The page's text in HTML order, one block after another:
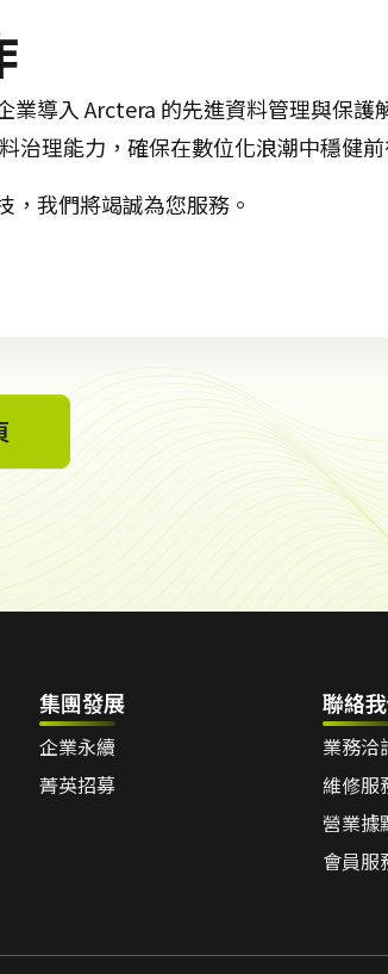
導入 Arctera 的先進資料管理與保護
治理能力，確保在數位化浪潮中穩健前
我們將竭誠為您服務。
集團發展
企業永續
菁英招募
聯絡
業務洽
維修服
營業據
會員服